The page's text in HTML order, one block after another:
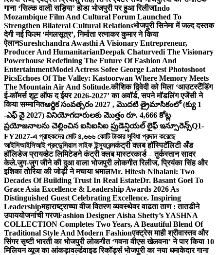
गाना ‘सिल्क वाली सड़िया’ होडा भोजपुरी पर हुआ रिलीजIndo
Mozambique Film And Cultural Forum Launched To
Strengthen Bilateral Cultural Relationsभोजपुरी सिनेमा में जल्द दस्तक
देगी नई फिल्म ‘मंगलसूत्र’, निर्माता रत्नाकर कुमार ने किया
ऐलानSureshchandra Awasthi A Visionary Entrepreneur,
Producer And HumanitarianDeepak Chaturvedi The Visionary
Powerhouse Redefining The Future Of Fashion And
EntertainmentModel Actress Sofee George Latest Photoshoot
PicsEchoes Of The Valley: Kastoorwan Where Memory Meets
The Mountain Air And Solitude.कौशिक द्विवेदी को मिला ‘आउटस्टैंडिंग
ई-कॉमर्स शूट ऑफ द ईयर 2026-2027’ का अवॉर्ड, सपने मॉडलिंग एजेंसी ने
किया सम्मानितఆర్థిక సంవత్సరం 2027 , మొదటి త్రైమాసికంలో (క్యు 1
-ఎఫ్ వై 2027) వినియోగదారులకు మొత్తం రూ. 4,666 కోట్ల
ప్రయోజనాలను చెల్లించిన ఐసిఐసిఐ ప్రుడెన్షియల్ లైఫ్ ఇన్సూరెన్స్Q1-
FY2027-এ গ্রাহকদের মোট ৪,৬৬৬ কোটি টাকার সুবিধা প্রদান করেছে
আইসিআইসিআই প্রুডেন্সিয়াল লাইফ ইন্স্যুরেন্সकंट्री क्लब हॉस्पिटॅलिटी अँड
हॉलिडेज प्रायव्हेट लिमिटेडने कंट्री क्लब मास्टरकार्ड – तुर्कस्तान सादर
केले.जुग-जुग जीने की दुआ वाला भोजपुरी लोकगीत रिलीज, प्रियंका सिंह और
इशिका तोरिया की जोड़ी ने मचाया धमालMr. Hitesh Nihalani: Two
Decades Of Building Trust In Real EstateDr. Basant Goel To
Grace Asia Excellence & Leadership Awards 2026 As
Distinguished Guest Celebrating Excellence. Inspiring
Leadershipमहाराष्ट्राच्या वीज वितरण व्यवस्थेवर वाढता ताण : तातडीने
उपाययोजनांची गरजFashion Designer Aisha Shetty’s YASHNA
COLLECTION Completes Two Years, A Beautiful Blend Of
Traditional Style And Modern Fashionएक्ट्रेस माही श्रीवास्तव और
सिंगर सृष्टी भारती का भोजपुरी लोकगीत ‘गवना वीएस खेलवना’ ने पार किया 10
मिलियन व्यूज का आंकड़ावर्ल्डवाइड रिकॉर्ड्स भोजपुरी का नया धमाकेदार गाना